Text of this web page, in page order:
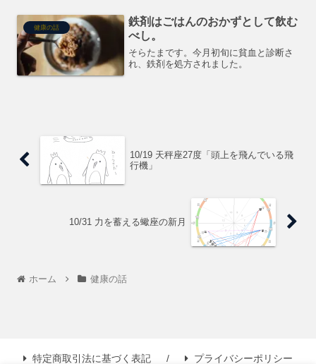
健康の話
鉄剤はごはんのおかずとして飲む
べし。
そらたまです。今月初旬に貧血と診断さ
れ、鉄剤を処方されました。
10/19 天秤座27度「頭上を飛んでいる飛
行機」
10/31 力を蓄える蠍座の新月
ホーム 健康の話
特定商取引法に基づく表記 プライバシーポリシー